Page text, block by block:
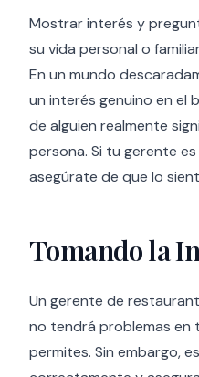
Mostrar interés y
su vida personal o
En un mundo
un interés genuino en el
de alguien realmente
persona. Si tu gerente
asegúrate de que lo
Tomando la
Un gerente de
no tendrá problemas en
permites. Sin embargo,